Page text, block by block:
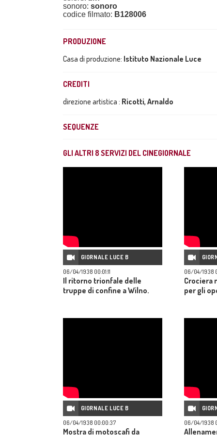
sonoro: sonoro
codice filmato: B128006
PRODUZIONE
Casa di produzione: Istituto Nazionale Luce
CREDITI
direzione artistica : Ricotti, Arnaldo
SEQUENZE
GLI ALTRI 8 SERVIZI DEL CINEGIORNALE
GIORNALE LUCE B
06/04/1938 00:01:11
Il ritorno trionfale delle
truppe di confine a Wilno.
06/04/1938
Crociera
per gli
GIORNALE LUCE B
06/04/1938 00:00:37
Mostra di motoscafi da
06/04/1938